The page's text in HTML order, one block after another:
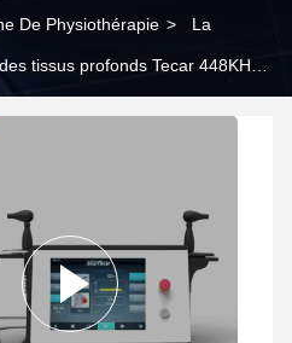
De Physiothérapie > La
tissus profonds Tecar 448KHZ